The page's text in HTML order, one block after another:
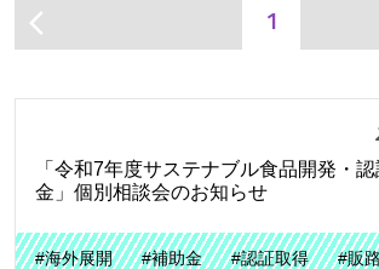
arrow_back_ios 1
「令和7年度サステナブル食品開発・
金」個別相談会のお知らせ
#海外展開 #補助金 #認証取得 #販